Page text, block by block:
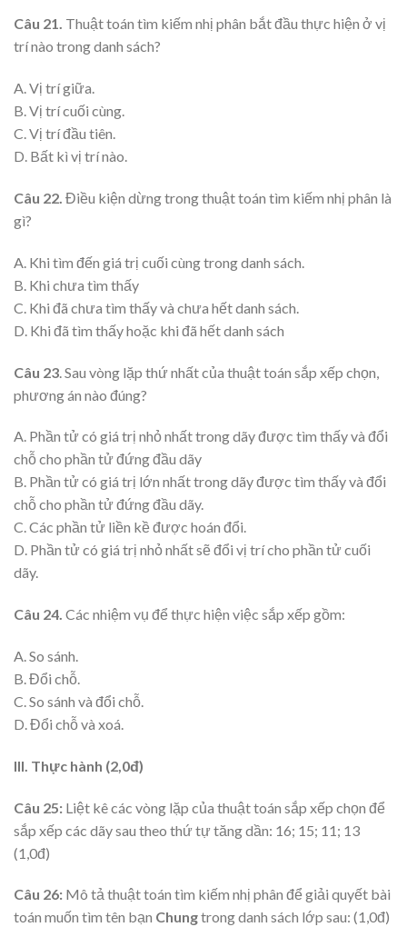
Câu 21. Thuật toán tìm kiếm nhị phân bắt đầu thực hiện ở vị
trí nào trong danh sách?
A. Vị trí giữa.
B. Vị trí cuối cùng.
C. Vị trí đầu tiên.
D. Bất kì vị trí nào.
Câu 22. Điều kiện dừng trong thuật toán tìm kiếm nhị phân là
gì?
A. Khi tìm đến giá trị cuối cùng trong danh sách.
B. Khi chưa tìm thấy
C. Khi đã chưa tìm thấy và chưa hết danh sách.
D. Khi đã tìm thấy hoặc khi đã hết danh sách
Câu 23 . Sau vòng lặp thứ nhất của thuật toán sắp xếp chọn,
phương án nào đúng?
A. Phần tử có giá trị nhỏ nhất trong dãy được tìm thấy và đổi
chỗ cho phần tử đứng đầu dãy
B. Phần tử có giá trị lớn nhất trong dãy được tìm thấy và đổi
chỗ cho phần tử đứng đầu dãy.
C. Các phần tử liền kề được hoán đổi.
D. Phần tử có giá trị nhỏ nhất sẽ đổi vị trí cho phần tử cuối
dãy.
Câu 24. Các nhiệm vụ để thực hiện việc sắp xếp gồm:
A. So sánh.
B. Đổi chỗ.
C. So sánh và đổi chỗ.
D. Đổi chỗ và xoá.
III. Thực hành (2,0đ)
Câu 25: Liệt kê các vòng lặp của thuật toán sắp xếp chọn để
sắp xếp các dãy sau theo thứ tự tăng dần: 16; 15; 11; 13
(1,0đ)
Câu 26: Mô tả thuật toán tìm kiếm nhị phân để giải quyết bài
toán muốn tìm tên bạn Chungtrong danh sách lớp sau: (1,0đ)